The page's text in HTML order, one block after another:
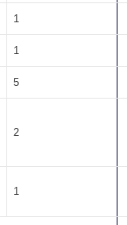
1
1
5
2
1